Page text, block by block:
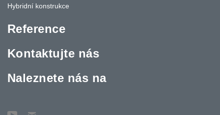
Hybridní konstrukce
Reference
Kontaktujte nás
Naleznete nás na